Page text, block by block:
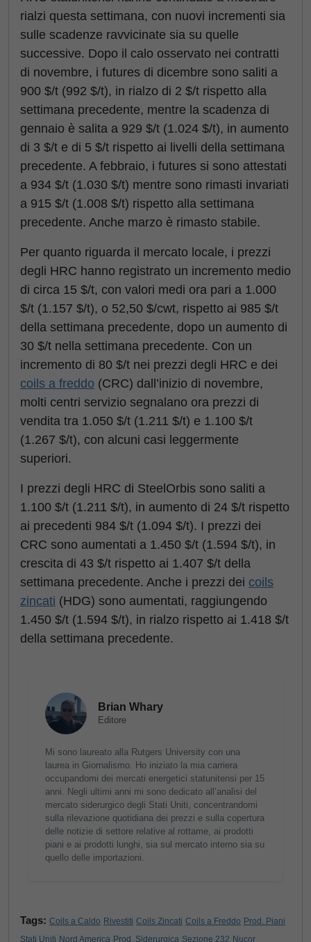
rialzi questa settimana, con nuovi incrementi sia
sulle scadenze ravvicinate sia su quelle
successive. Dopo il calo osservato nei contratti
di novembre, i futures di dicembre sono saliti a
900 $/t (992 $/t), in rialzo di 2 $/t rispetto alla
settimana precedente, mentre la scadenza di
gennaio è salita a 929 $/t (1.024 $/t), in aumento
di 3 $/t e di 5 $/t rispetto ai livelli della settimana
precedente. A febbraio, i futures si sono attestati
a 934 $/t (1.030 $/t) mentre sono rimasti invariati
a 915 $/t (1.008 $/t) rispetto alla settimana
precedente. Anche marzo è rimasto stabile.
Per quanto riguarda il mercato locale, i prezzi
degli HRC hanno registrato un incremento medio
di circa 15 $/t, con valori medi ora pari a 1.000
$/t (1.157 $/t), o 52,50 $/cwt, rispetto ai 985 $/t
della settimana precedente, dopo un aumento di
30 $/t nella settimana precedente. Con un
incremento di 80 $/t nei prezzi degli HRC e dei
coils a freddo (CRC) dall’inizio di novembre,
molti centri servizio segnalano ora prezzi di
vendita tra 1.050 $/t (1.211 $/t) e 1.100 $/t
(1.267 $/t), con alcuni casi leggermente
superiori.
I prezzi degli HRC di SteelOrbis sono saliti a
1.100 $/t (1.211 $/t), in aumento di 24 $/t rispetto
ai precedenti 984 $/t (1.094 $/t). I prezzi dei
CRC sono aumentati a 1.450 $/t (1.594 $/t), in
crescita di 43 $/t rispetto ai 1.407 $/t della
settimana precedente. Anche i prezzi dei coils
zincati (HDG) sono aumentati, raggiungendo
1.450 $/t (1.594 $/t), in rialzo rispetto ai 1.418 $/t
della settimana precedente.
Brian Whary
Editore
Mi sono laureato alla Rutgers University con una
laurea in Giornalismo. Ho iniziato la mia carriera
occupandomi dei mercati energetici statunitensi per 15
anni. Negli ultimi anni mi sono dedicato all’analisi del
mercato siderurgico degli Stati Uniti, concentrandomi
sulla rilevazione quotidiana dei prezzi e sulla copertura
delle notizie di settore relative al rottame, ai prodotti
piani e ai prodotti lunghi, sia sul mercato interno sia su
quello delle importazioni.
Tags: Coils a Caldo Rivestiti Coils Zincati Coils a Freddo Prod. Piani
Stati Uniti Nord America Prod. Siderurgica Sezione 232 Nucor